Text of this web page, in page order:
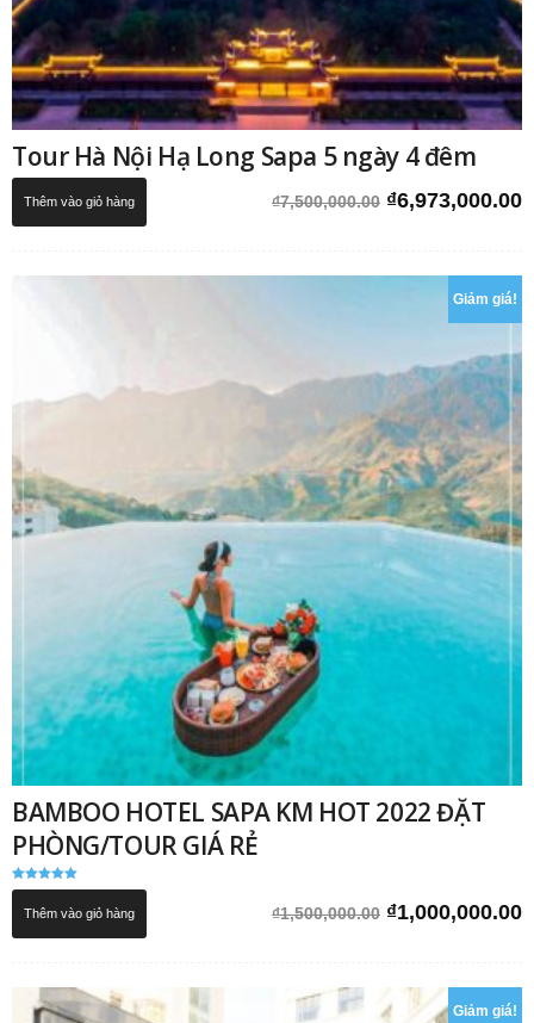
Tour Hà Nội Hạ Long Sapa 5 ngày 4 đêm
₫7,500,000.00 Giá
₫7,500,000.00.
₫6,973,000.00
Thêm vào giỏ hàng
Giảm giá!
BAMBOO HOTEL SAPA KM HOT 2022 ĐẶT
PHÒNG/TOUR GIÁ RẺ
Được xếp
₫1,500,000.00 Giá
₫1,500,000.00.
₫1,000,000.00
Thêm vào giỏ hàng
Giảm giá!